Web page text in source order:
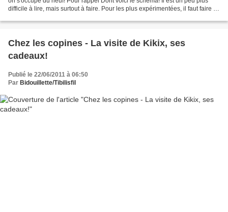
difficile à lire, mais surtout à faire. Pour les plus expérimentées, il faut faire le
Chez les copines - La visite de Kikix, ses
cadeaux!
Publié le 22/06/2011 à 06:50
Par Bidouillette/Tibilisfil